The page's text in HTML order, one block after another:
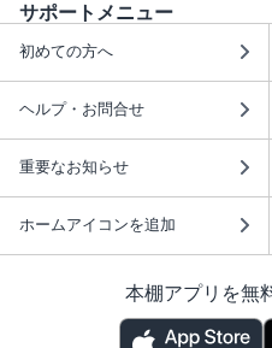
サポートメニュー
初めての方へ
ヘルプ・お問合せ
重要なお知らせ
ホームアイコンを追加
本棚アプリを無